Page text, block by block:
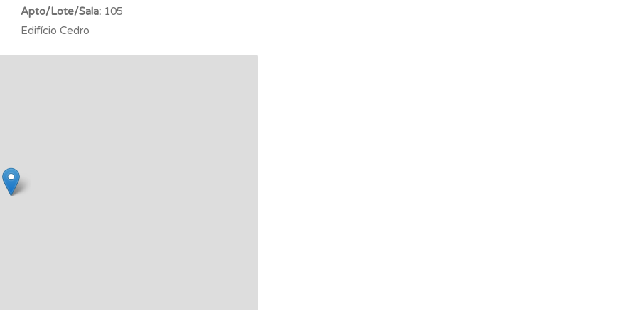
Apto/Lote/Sala: 105
Edifício Cedro